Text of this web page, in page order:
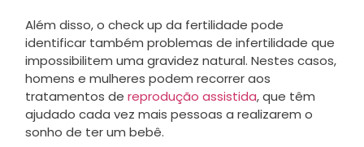
Além disso, o check up da fertilidade pode
identificar também problemas de infertilidade que
impossibilitem uma gravidez natural. Nestes casos,
homens e mulheres podem recorrer aos
tratamentos de reprodução assistida, que têm
ajudado cada vez mais pessoas a realizarem o
sonho de ter um bebê.